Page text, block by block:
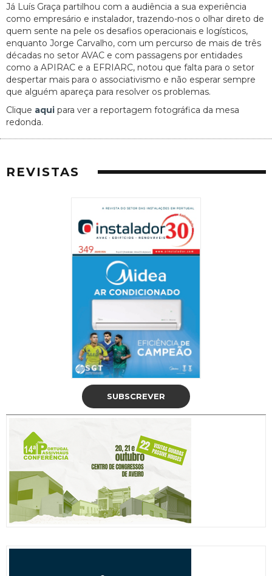
Já Luís Graça partilhou com a audiência a sua experiência
como empresário e instalador, trazendo-nos o olhar direto de
quem sente na pele os desafios operacionais e logísticos,
enquanto Jorge Carvalho, com um percurso de mais de três
décadas no setor AVAC e com passagens por entidades
como a APIRAC e a EFRIARC, notou que falta para o setor
despertar mais para o associativismo e não esperar sempre
que alguém apareça para resolver os problemas.
Clique aqui para ver a reportagem fotográfica da mesa
redonda.
REVISTAS
SUBSCREVER